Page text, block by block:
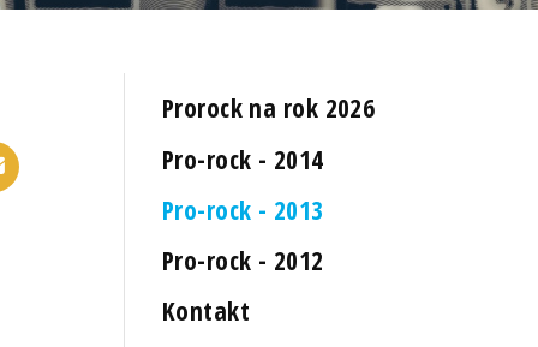
Prorock na rok 2026
Pro-rock - 2014
Pro-rock - 2013
Pro-rock - 2012
Kontakt